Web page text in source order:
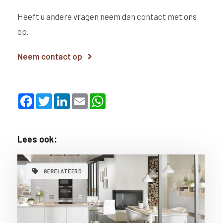
Heeft u andere vragen neem dan contact met ons
op.
Neem contact op
F
a
o
o
k
T
w
e
r
L
n
E
m
p
Lees ook:
GERELATEERD